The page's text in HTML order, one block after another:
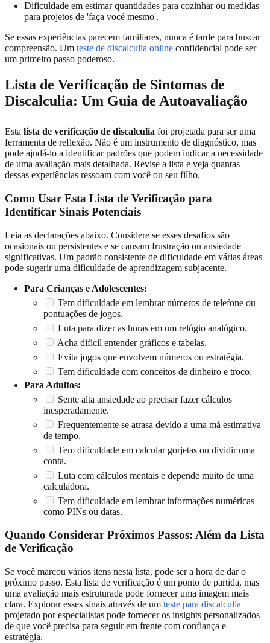
Dificuldade em estimar quantidades para cozinhar ou medidas
para projetos de 'faça você mesmo'.
Se essas experiências parecem familiares, nunca é tarde para buscar
compreensão. Um teste de discalculia online confidencial pode ser
um primeiro passo poderoso.
Lista de Verificação de Sintomas de
Discalculia: Um Guia de Autoavaliação
Esta lista de verificação de discalculia foi projetada para ser uma
ferramenta de reflexão. Não é um instrumento de diagnóstico, mas
pode ajudá-lo a identificar padrões que podem indicar a necessidade
de uma avaliação mais detalhada. Revise a lista e veja quantas
dessas experiências ressoam com você ou seu filho.
Como Usar Esta Lista de Verificação para
Identificar Sinais Potenciais
Leia as declarações abaixo. Considere se esses desafios são
ocasionais ou persistentes e se causam frustração ou ansiedade
significativas. Um padrão consistente de dificuldade em várias áreas
pode sugerir uma dificuldade de aprendizagem subjacente.
Para Crianças e Adolescentes:
Tem dificuldade em lembrar números de telefone ou
pontuações de jogos.
Luta para dizer as horas em um relógio analógico.
Acha difícil entender gráficos e tabelas.
Evita jogos que envolvem números ou estratégia.
Tem dificuldade com conceitos de dinheiro e troco.
Para Adultos:
Sente alta ansiedade ao precisar fazer cálculos
inesperadamente.
Frequentemente se atrasa devido a uma má estimativa
de tempo.
Tem dificuldade em calcular gorjetas ou dividir uma
conta.
Luta com cálculos mentais e depende muito de uma
calculadora.
Tem dificuldade em lembrar informações numéricas
como PINs ou datas.
Quando Considerar Próximos Passos: Além da Lista
de Verificação
Se você marcou vários itens nesta lista, pode ser a hora de dar o
próximo passo. Esta lista de verificação é um ponto de partida, mas
uma avaliação mais estruturada pode fornecer uma imagem mais
clara. Explorar esses sinais através de um teste para discalculia
projetado por especialistas pode fornecer os insights personalizados
de que você precisa para seguir em frente com confiança e
estratégia.